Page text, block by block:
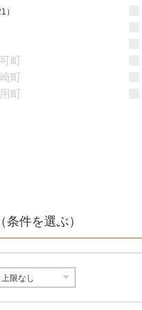
）
町
町
町
条件を選ぶ）